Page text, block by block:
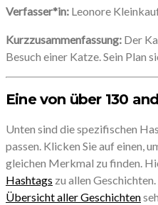
Verfasser*in: Leonore
Kurzzusammenfassung: Der
Besuch einer Katze. Sein Plan
Eine von über 130
Unten sind die spezifischen
passen. Klicken Sie auf einen,
gleichen Merkmal zu finden.
Hashtags zu allen
Übersicht aller Geschichten